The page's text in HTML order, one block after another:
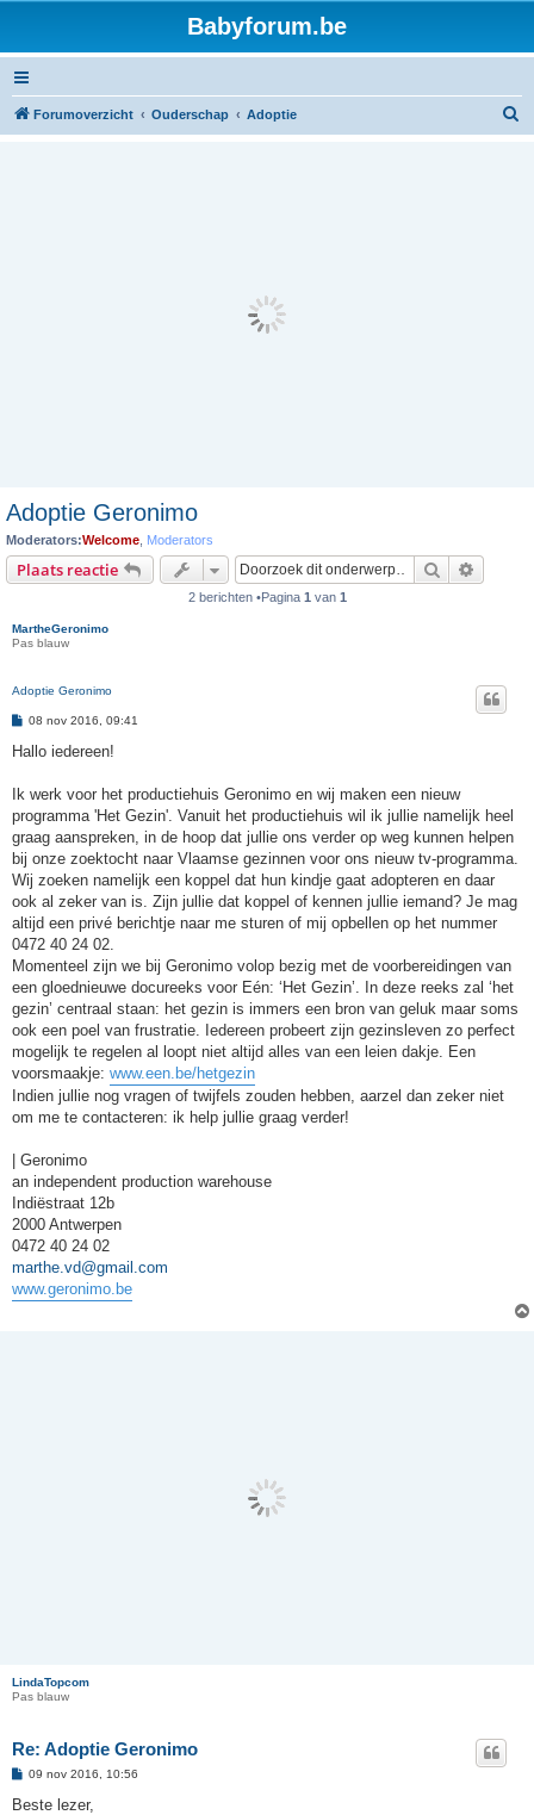
Babyforum.be
Forumoverzicht Ouderschap Adoptie
Adoptie Geronimo
Moderators:Welcome Moderators
Plaats reactie Zoek
2 berichten •Pagina 1 van 1
MartheGeronimo
Pas blauw
Adoptie Geronimo
B
r
h
08 nov 2016, 09:41
Hallo iedereen!
Ik werk voor het productiehuis Geronimo en wij maken een nieuw
programma 'Het Gezin'. Vanuit het productiehuis wil ik jullie namelijk heel
graag aanspreken, in de hoop dat jullie ons verder op weg kunnen helpen
bij onze zoektocht naar Vlaamse gezinnen voor ons nieuw tv-programma.
Wij zoeken namelijk een koppel dat hun kindje gaat adopteren en daar
ook al zeker van is. Zijn jullie dat koppel of kennen jullie iemand? Je mag
altijd een privé berichtje naar me sturen of mij opbellen op het nummer
0472 40 24 02.
Momenteel zijn we bij Geronimo volop bezig met de voorbereidingen van
een gloednieuwe docureeks voor Eén: ‘Het Gezin’. In deze reeks zal ‘het
gezin’ centraal staan: het gezin is immers een bron van geluk maar soms
ook een poel van frustratie. Iedereen probeert zijn gezinsleven zo perfect
mogelijk te regelen al loopt niet altijd alles van een leien dakje. Een
voorsmaakje: www.een.be/hetgezin
Indien jullie nog vragen of twijfels zouden hebben, aarzel dan zeker niet
om me te contacteren: ik help jullie graag verder!
| Geronimo
an independent production warehouse
Indiëstraat 12b
2000 Antwerpen
0472 40 24 02
marthe.vd@gmail.com
www.geronimo.be
LindaTopcom
Pas blauw
Re: Adoptie Geronimo
B
r
09 nov 2016, 10:56
Beste lezer,